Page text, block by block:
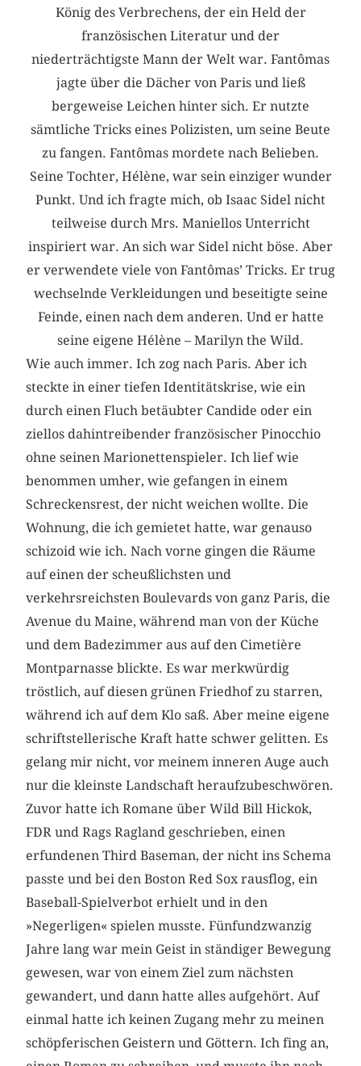
König des Verbrechens, der ein Held der
französischen Literatur und der
niederträchtigste Mann der Welt war. Fantômas
jagte über die Dächer von Paris und ließ
bergeweise Leichen hinter sich. Er nutzte
sämtliche Tricks eines Polizisten, um seine Beute
zu fangen. Fantômas mordete nach Belieben.
Seine Tochter, Hélène, war sein einziger wunder
Punkt. Und ich fragte mich, ob Isaac Sidel nicht
teilweise durch Mrs. Maniellos Unterricht
inspiriert war. An sich war Sidel nicht böse. Aber
er verwendete viele von Fantômas’ Tricks. Er trug
wechselnde Verkleidungen und beseitigte seine
Feinde, einen nach dem anderen. Und er hatte
seine eigene Hélène – Marilyn the Wild.
Wie auch immer. Ich zog nach Paris. Aber ich
steckte in einer tiefen Identitätskrise, wie ein
durch einen Fluch betäubter Candide oder ein
ziellos dahintreibender französischer Pinocchio
ohne seinen Marionettenspieler. Ich lief wie
benommen umher, wie gefangen in einem
Schreckensrest, der nicht weichen wollte. Die
Wohnung, die ich gemietet hatte, war genauso
schizoid wie ich. Nach vorne gingen die Räume
auf einen der scheußlichsten und
verkehrsreichsten Boulevards von ganz Paris, die
Avenue du Maine, während man von der Küche
und dem Badezimmer aus auf den Cimetière
Montparnasse blickte. Es war merkwürdig
tröstlich, auf diesen grünen Friedhof zu starren,
während ich auf dem Klo saß. Aber meine eigene
schriftstellerische Kraft hatte schwer gelitten. Es
gelang mir nicht, vor meinem inneren Auge auch
nur die kleinste Landschaft heraufzubeschwören.
Zuvor hatte ich Romane über Wild Bill Hickok,
FDR und Rags Ragland geschrieben, einen
erfundenen Third Baseman, der nicht ins Schema
passte und bei den Boston Red Sox rausflog, ein
Baseball-Spielverbot erhielt und in den
»Negerligen« spielen musste. Fünfundzwanzig
Jahre lang war mein Geist in ständiger Bewegung
gewesen, war von einem Ziel zum nächsten
gewandert, und dann hatte alles aufgehört. Auf
einmal hatte ich keinen Zugang mehr zu meinen
schöpferischen Geistern und Göttern. Ich fing an,